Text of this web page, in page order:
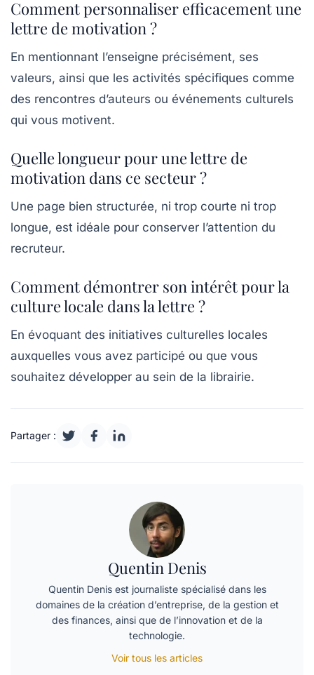
Comment personnaliser efficacement une
lettre de motivation ?
En mentionnant l’enseigne précisément, ses
valeurs, ainsi que les activités spécifiques comme
des rencontres d’auteurs ou événements culturels
qui vous motivent.
Quelle longueur pour une lettre de
motivation dans ce secteur ?
Une page bien structurée, ni trop courte ni trop
longue, est idéale pour conserver l’attention du
recruteur.
Comment démontrer son intérêt pour la
culture locale dans la lettre ?
En évoquant des initiatives culturelles locales
auxquelles vous avez participé ou que vous
souhaitez développer au sein de la librairie.
Partager :
Quentin Denis
Quentin Denis est journaliste spécialisé dans les
domaines de la création d’entreprise, de la gestion et
des finances, ainsi que de l’innovation et de la
technologie.
Voir tous les articles